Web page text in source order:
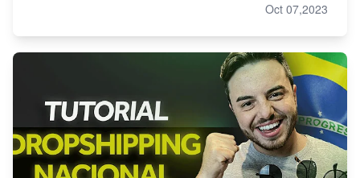
Oct 07,2023